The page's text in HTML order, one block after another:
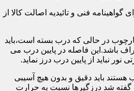
گواهینامه فنی و تائیدیه اصالت کالا از
در حالی که درب بسته است،باید
باشد.این فاصله در پایین درب می
هستند باید دقیق و بدون هیچ آسیبی
شد درزگیرها نسبت به حرارت